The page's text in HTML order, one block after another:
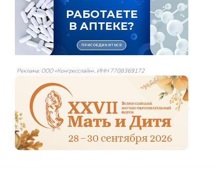
Реклама: ООО «Конгресслайн», ИНН 7708369172